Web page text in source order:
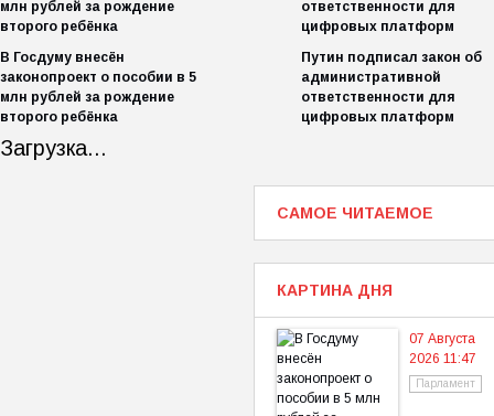
В Госдуму внесён
законопроект о пособии в 5
млн рублей за рождение
второго ребёнка
Путин подписал закон об
административной
ответственности для
цифровых платформ
Загрузка...
САМОЕ ЧИТАЕМОЕ
КАРТИНА ДНЯ
07 Августа
2026 11:47
Парламент